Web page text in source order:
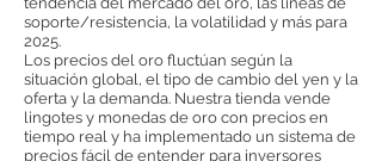
soporte/resistencia, la volatilidad y más para
2025.
Los precios del oro fluctúan según la
situación global, el tipo de cambio del yen y la
oferta y la demanda. Nuestra tienda vende
lingotes y monedas de oro con precios en
tiempo real y ha implementado un sistema de
precios fácil de entender para inversores